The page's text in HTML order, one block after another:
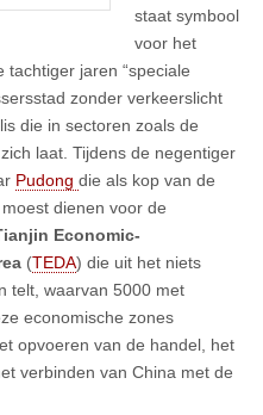
staat symbool
voor het
tachtiger jaren “speciale
zonder verkeerslicht
die in sectoren zoals de
laat. Tijdens de negentiger
Pudong die als kop van de
dienen voor de
Economic-
(TEDA) die uit het niets
telt, waarvan 5000 met
economische zones
opvoeren van de handel, het
verbinden van China met de